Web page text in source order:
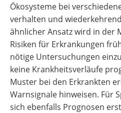
Ökosysteme bei
verhalten und
ähnlicher Ansatz wird in der
Risiken für Erkrankungen
nötige Untersuchungen
keine Krankheitsverläufe
Muster bei den Erkrankten
Warnsignale hinweisen. Für
sich ebenfalls Prognosen